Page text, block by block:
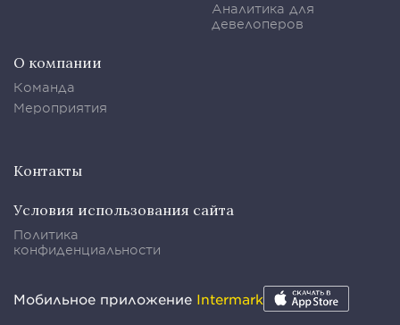
Аналитика для
девелоперов
О компании
Команда
Мероприятия
Контакты
Условия использования сайта
Политика
конфиденциальности
Мобильное приложение Intermark